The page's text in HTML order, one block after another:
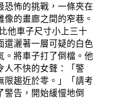
恐怖的挑戰，一條夾在
的畫廊之間的窄巷。
他車子尺寸小上三十
還灑著一層可疑的白色
。將車子打了倒檔。他
人不快的女聲：「警
限趨近於零。」「請考
警告，開始緩慢地倒